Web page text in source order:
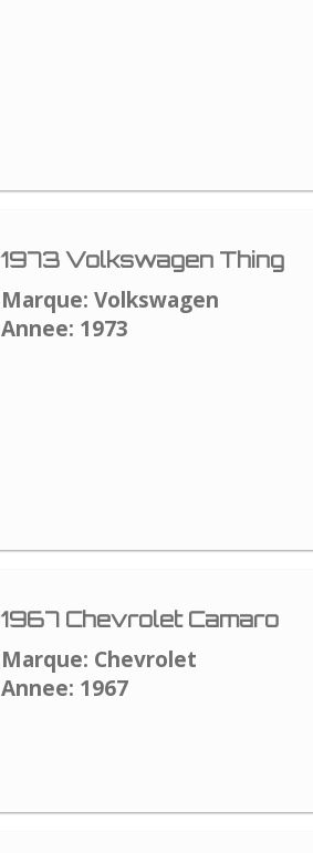
1973 Volkswagen Thing
Marque: Volkswagen
Annee: 1973
1967 Chevrolet Camaro
Marque: Chevrolet
Annee: 1967